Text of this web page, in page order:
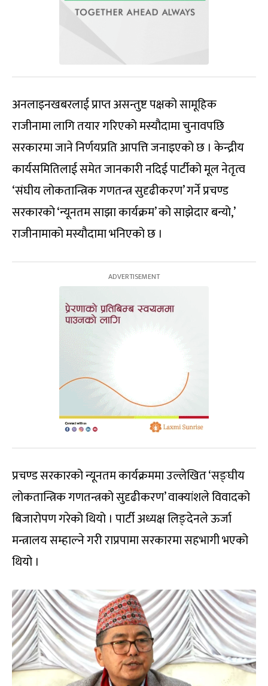
अनलाइनखबरलाई प्राप्त असन्तुष्ट पक्षको सामूहिक
राजीनामा लागि तयार गरिएको मस्यौदामा चुनावपछि
सरकारमा जाने निर्णयप्रति आपत्ति जनाइएको छ । केन्द्रीय
कार्यसमितिलाई समेत जानकारी नदिई पार्टीको मूल नेतृत्व
‘संघीय लोकतान्त्रिक गणतन्त्र सुदृढीकरण’ गर्ने प्रचण्ड
सरकारको ‘न्यूनतम साझा कार्यक्रम’ को साझेदार बन्यो,’
राजीनामाको मस्यौदामा भनिएको छ ।
प्रचण्ड सरकारको न्यूनतम कार्यक्रममा उल्लेखित ‘सङ्घीय
लोकतान्त्रिक गणतन्त्रको सुदृढीकरण’ वाक्यांशले विवादको
बिजारोपण गरेको थियो । पार्टी अध्यक्ष लिङ्देनले ऊर्जा
मन्त्रालय सम्हाल्ने गरी राप्रपामा सरकारमा सहभागी भएको
थियो ।